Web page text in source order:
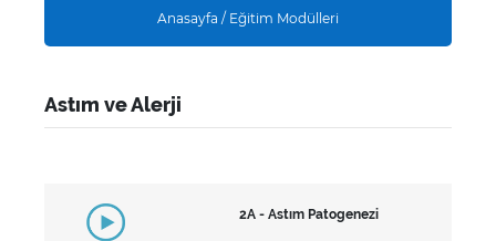
Anasayfa / Eğitim Modülleri
Astım ve Alerji
2A - Astım Patogenezi